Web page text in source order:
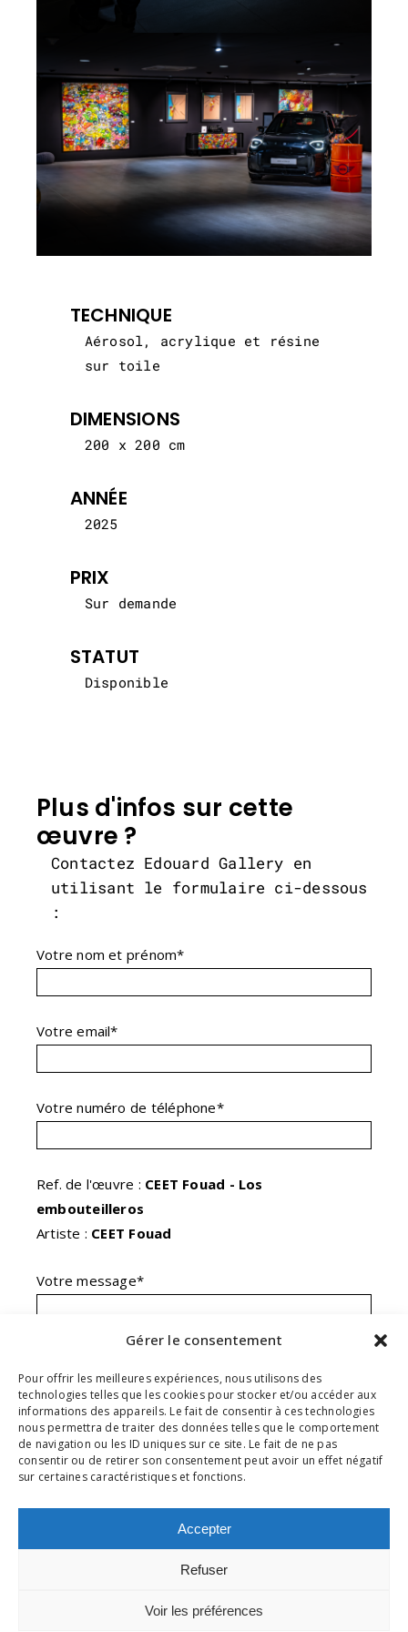
Gérer le consentement
Pour offrir les meilleures expériences, nous utilisons des
technologies telles que les cookies pour stocker et/ou accéder aux
informations des appareils. Le fait de consentir à ces technologies
nous permettra de traiter des données telles que le comportement
de navigation ou les ID uniques sur ce site. Le fait de ne pas
consentir ou de retirer son consentement peut avoir un effet négatif
sur certaines caractéristiques et fonctions.
Accepter
Refuser
Voir les préférences
TECHNIQUE
Aérosol, acrylique et résine
sur toile
ANNÉE
2025
DIMENSIONS
200 x 200 cm
PRIX
Sur demande
STATUT
Disponible
Plus d'infos sur cette
œuvre ?
Contactez Edouard Gallery en
utilisant le formulaire ci-dessous
:
Votre nom et prénom*
Votre email*
Votre numéro de téléphone*
Ref. de l'œuvre : CEET Fouad - Los
embouteilleros
Artiste : CEET Fouad
Votre message*
En envoyant ce formulaire, j'accepte que les
informations saisies soient exploitées dans le
cadre de ma demande et de la relation
commerciale qui pourrait en découler.**
*Champs obligatoires